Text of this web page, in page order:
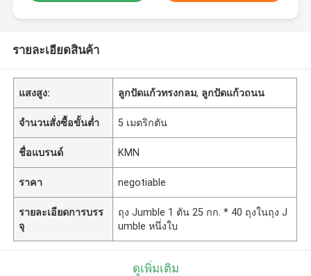
รายละเอียดสินค้า
แสงสูง: ลูกปัดแก้วทรงกลม, ลูกปัดแก้วถนน
จำนวนสั่งซื้อขั้นต่ำ 5 เมตริกตัน
ชื่อแบรนด์ KMN
ราคา negotiable
รายละเอียดการบรร
จุ
ถุง Jumble 1 ตัน 25 กก. * 40 ถุงในถุง J
umble หนึ่งใบ
ดูเพิ่มเติม